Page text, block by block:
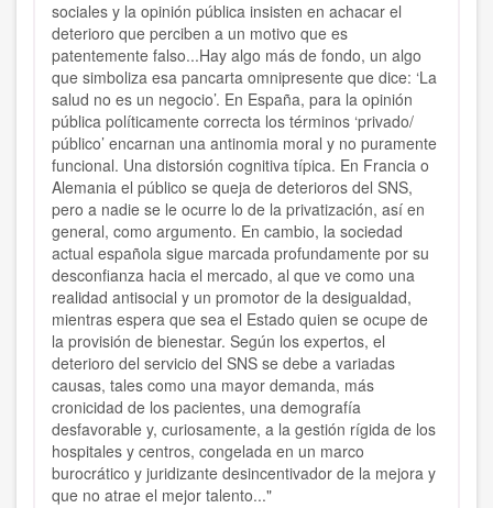
sociales y la opinión pública insisten en achacar el
deterioro que perciben a un motivo que es
patentemente falso...Hay algo más de fondo, un algo
que simboliza esa pancarta omnipresente que dice: ‘La
salud no es un negocio’. En España, para la opinión
pública políticamente correcta los términos ‘privado/
público’ encarnan una antinomia moral y no puramente
funcional. Una distorsión cognitiva típica. En Francia o
Alemania el público se queja de deterioros del SNS,
pero a nadie se le ocurre lo de la privatización, así en
general, como argumento. En cambio, la sociedad
actual española sigue marcada profundamente por su
desconfianza hacia el mercado, al que ve como una
realidad antisocial y un promotor de la desigualdad,
mientras espera que sea el Estado quien se ocupe de
la provisión de bienestar. Según los expertos, el
deterioro del servicio del SNS se debe a variadas
causas, tales como una mayor demanda, más
cronicidad de los pacientes, una demografía
desfavorable y, curiosamente, a la gestión rígida de los
hospitales y centros, congelada en un marco
burocrático y juridizante desincentivador de la mejora y
que no atrae el mejor talento..."